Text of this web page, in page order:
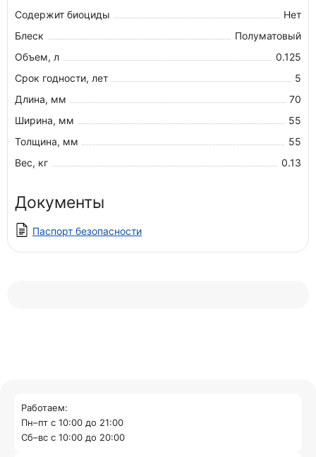
Содержит биоциды
Нет
Блеск
Полуматовый
Объем, л
0.125
Срок годности, лет
5
Длина, мм
70
Ширина, мм
55
Толщина, мм
55
Вес, кг
0.13
Документы
Паспорт безопасности
Работаем:
Пн–пт с 10:00 до 21:00
Cб–вс с 10:00 до 20:00